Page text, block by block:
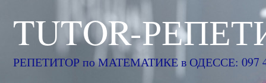
TUTOR-
РЕПЕТИТОР по МАТЕМАТИКЕ в ОДЕССЕ: 097